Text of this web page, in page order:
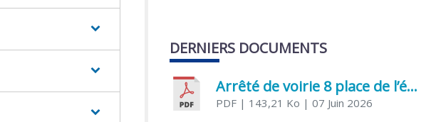
DERNIERS DOCUMENTS
Arrêté de voirie 8 place de l’église 17170 Benon
PDF | 143,21 Ko | 07 Juin 2026